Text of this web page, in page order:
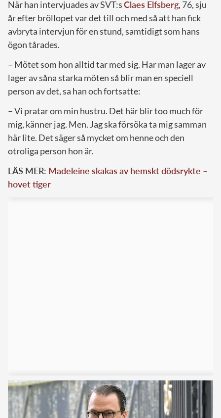
När han intervjuades av SVT:sClaes Elfsberg, 76, sju
år efter bröllopet var det till och med så att han fick
avbryta intervjun för en stund, samtidigt som hans
ögon tårades.
– Mötet som hon alltid tar med sig. Har man lager av
lager av såna starka möten så blir man en speciell
person av det, sa han och fortsatte:
– Vi pratar om min hustru. Det här blir too much för
mig, känner jag. Men. Jag ska försöka ta mig samman
här lite. Det säger så mycket om henne och den
otroliga person hon är.
LÄS MER: Madeleine skakas av hemskt dödsrykte –
hovet tiger